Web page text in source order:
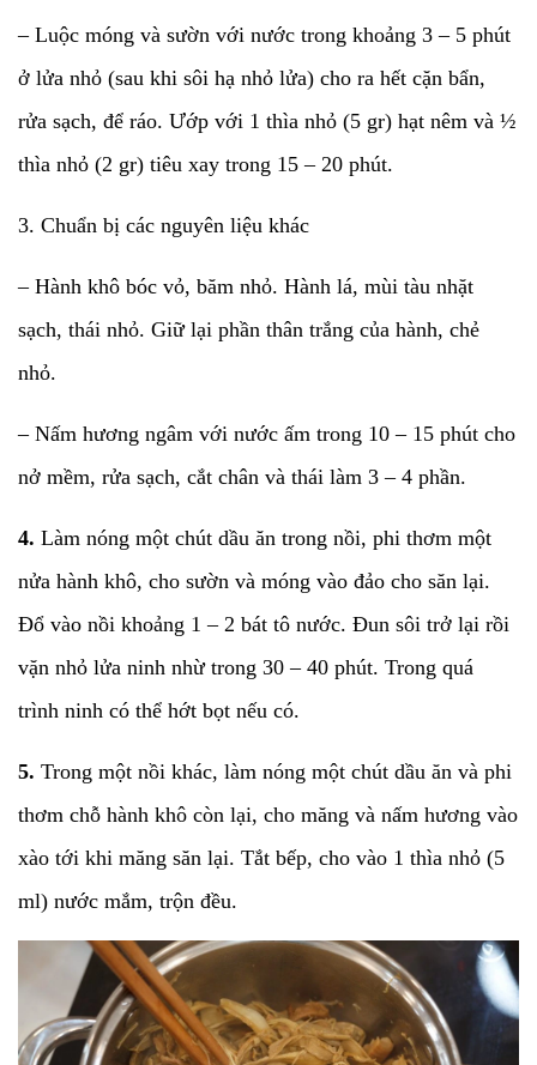
– Luộc móng và sườn với nước trong khoảng 3 – 5 phút
ở lửa nhỏ (sau khi sôi hạ nhỏ lửa) cho ra hết cặn bẩn,
rửa sạch, để ráo. Ướp với 1 thìa nhỏ (5 gr) hạt nêm và ½
thìa nhỏ (2 gr) tiêu xay trong 15 – 20 phút.
3. Chuẩn bị các nguyên liệu khác
– Hành khô bóc vỏ, băm nhỏ. Hành lá, mùi tàu nhặt
sạch, thái nhỏ. Giữ lại phần thân trắng của hành, chẻ
nhỏ.
– Nấm hương ngâm với nước ấm trong 10 – 15 phút cho
nở mềm, rửa sạch, cắt chân và thái làm 3 – 4 phần.
4. Làm nóng một chút dầu ăn trong nồi, phi thơm một
nửa hành khô, cho sườn và móng vào đảo cho săn lại.
Đổ vào nồi khoảng 1 – 2 bát tô nước. Đun sôi trở lại rồi
vặn nhỏ lửa ninh nhừ trong 30 – 40 phút. Trong quá
trình ninh có thể hớt bọt nếu có.
5. Trong một nồi khác, làm nóng một chút dầu ăn và phi
thơm chỗ hành khô còn lại, cho măng và nấm hương vào
xào tới khi măng săn lại. Tắt bếp, cho vào 1 thìa nhỏ (5
ml) nước mắm, trộn đều.